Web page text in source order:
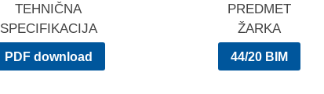
TEHNIČNA
SPECIFIKACIJA
PDF download
PREDMET
ŽARKA
44/20 BIM